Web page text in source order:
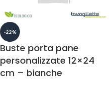
-22%
Buste porta pane
personalizzate 12×24
cm – bianche